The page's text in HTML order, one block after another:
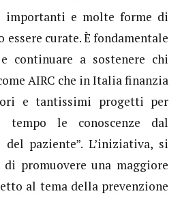
importanti e molte forme di
curate. È fondamentale
continuare a sostenere chi
AIRC che in Italia finanzia
e tantissimi progetti per
le conoscenze dal
paziente”. L’iniziativa, si
promuovere una maggiore
al tema della prevenzione